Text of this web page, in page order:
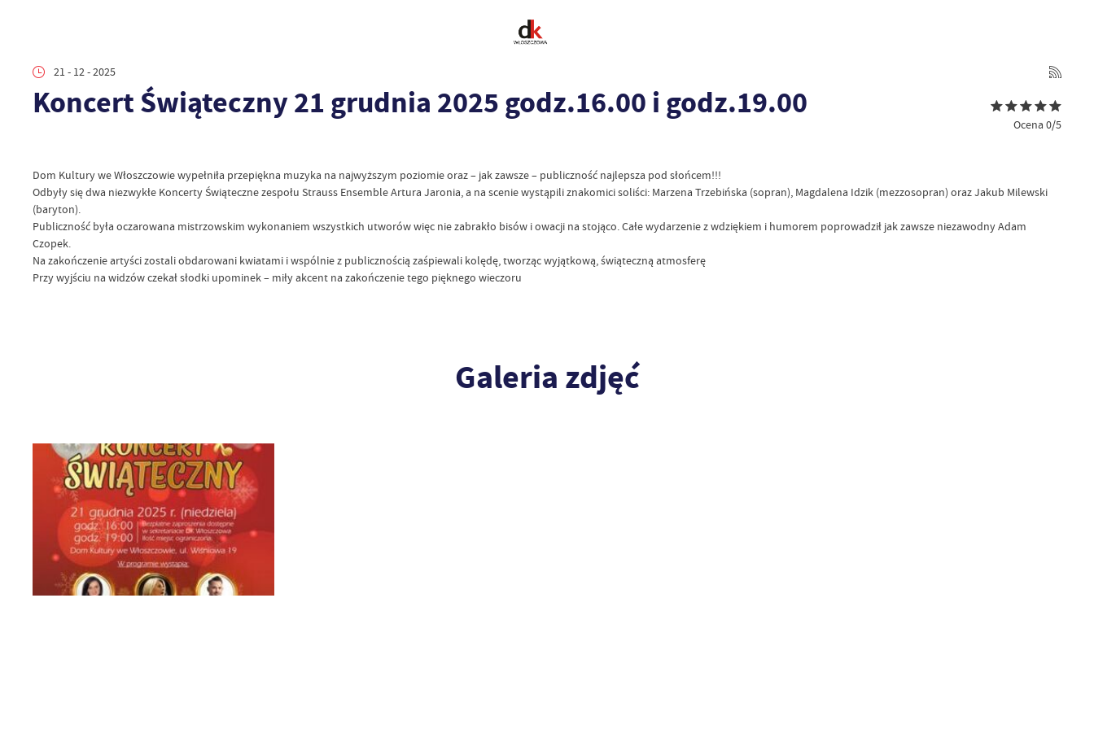
21 - 12 - 2025
Koncert Świąteczny 21 grudnia 2025 godz.16.00 i godz.19.00
Ocena 0/5
Dom Kultury we Włoszczowie wypełniła przepiękna muzyka na najwyższym poziomie oraz – jak zawsze – publiczność najlepsza pod słońcem!!!
Odbyły się dwa niezwykłe Koncerty Świąteczne zespołu Strauss Ensemble Artura Jaronia, a na scenie wystąpili znakomici soliści: Marzena Trzebińska (sopran), Magdalena Idzik (mezzosopran) oraz Jakub Milewski
(baryton).
Publiczność była oczarowana mistrzowskim wykonaniem wszystkich utworów więc nie zabrakło bisów i owacji na stojąco. Całe wydarzenie z wdziękiem i humorem poprowadził jak zawsze niezawodny Adam
Czopek.
Na zakończenie artyści zostali obdarowani kwiatami i wspólnie z publicznością zaśpiewali kolędę, tworząc wyjątkową, świąteczną atmosferę
Przy wyjściu na widzów czekał słodki upominek – miły akcent na zakończenie tego pięknego wieczoru
Galeria zdjęć